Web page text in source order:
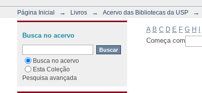
Página Inicial → Livros → Acervo das Bibliotecas da USP →
A B C D E F G H
Começa com
Busca no acervo
Busca no acervo
Esta Coleção
Pesquisa avançada